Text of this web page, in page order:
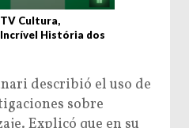
Cultura,
História dos
describió el uso de
sobre